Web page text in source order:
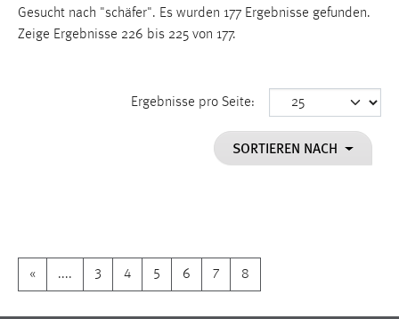
Gesucht nach "schäfer". Es wurden 177 Ergebnisse gefunden.
Zeige Ergebnisse 226 bis 225 von 177.
Ergebnisse pro Seite:
SORTIEREN NACH
« .... 3 4 5 6 7 8
Einverständnis
cookie_consent
Dieser Cookie speichert die ausgewählten Einverständnis-
Performance